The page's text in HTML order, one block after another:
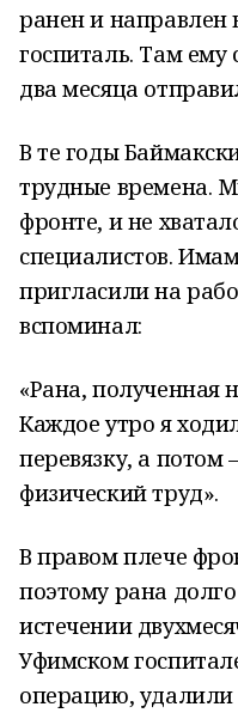
ранен и направлен
госпиталь. Там
два месяца
В те годы
трудные времена.
фронте, и не
специалистов.
пригласили на
вспоминал:
«Рана, полученная
Каждое утро я
перевязку, а
физический труд».
В правом плече
поэтому рана
истечении
Уфимском
операцию, удалили